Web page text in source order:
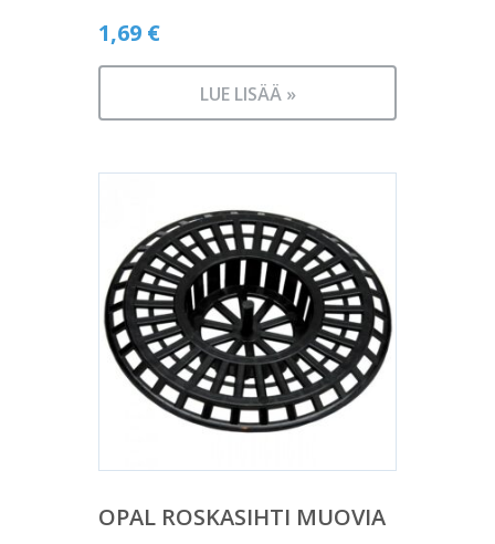
1,69 €
LUE LISÄÄ »
OPAL ROSKASIHTI MUOVIA